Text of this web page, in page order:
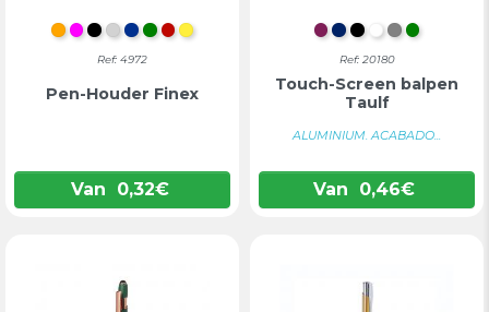
ORANJE
FUCHSIA
ZWART
ZILVER
BLAUW
GROEN
ROOD
GEEL
Ref: 4972
Pen-Houder Finex
Van 0,32€
BORDEAUX
MARINEBLAUW
ZWART
WITGRIJSGROEN
Ref: 20180
Touch-Screen balpen
Taulf
ALUMINIUM. ACABADO...
Van 0,46€